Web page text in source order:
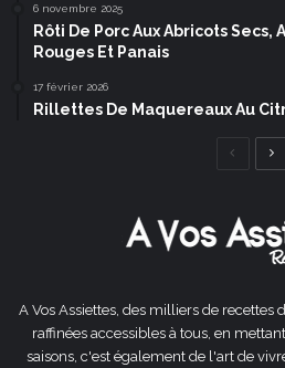
6 novembre 2025
Rôti De Porc Aux Abricots Secs,
Rouges Et Panais
17 février 2026
Rillettes De Maquereaux Au
A Vos Assiettes, des milliers de recettes
raffinées accessibles à tous, en
saisons, c'est également de l'art de